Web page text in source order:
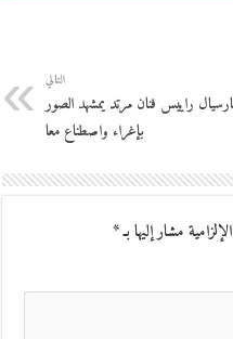
التالي
راييس فنان مرتد يمشهد الصور
بإغراء واصطناع معا
مشار إليها بـ*